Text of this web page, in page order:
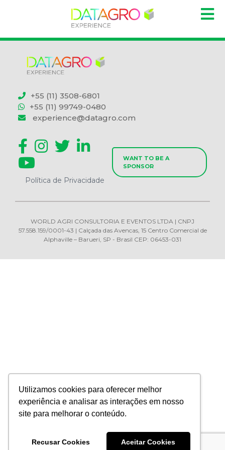
Utilizamos cookies para oferecer melhor
experiência e analisar as interações em nosso
site para melhorar o conteúdo.
Recusar Cookies Aceitar Cookies
+55 (11) 3508-6801
+55 (11) 99749-0480
experience@datagro.com
Política de Privacidade
WANT TO BE A
SPONSOR
WORLD AGRI CONSULTORIA E EVENTOS LTDA | CNPJ
57.558.159/0001-43 | Calçada das Avencas, 15 Centro Comercial de
Alphaville – Barueri, SP - Brasil CEP: 06453-031